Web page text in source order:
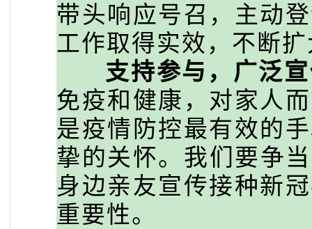
带头响应号召，主动
工作取得实效，不断
支持参与，广泛
免疫和健康，对家人
是疫情防控最有效的
挚的关怀。我们要争当
身边亲友宣传接种新
重要性。